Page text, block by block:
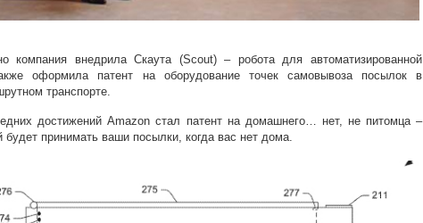
компания внедрила Скаута (Scout) – робота для автоматизированной
оформила патент на оборудование точек самовывоза посылок в
транспорте.
достижений Amazon стал патент на домашнего… нет, не питомца –
будет принимать ваши посылки, когда вас нет дома.